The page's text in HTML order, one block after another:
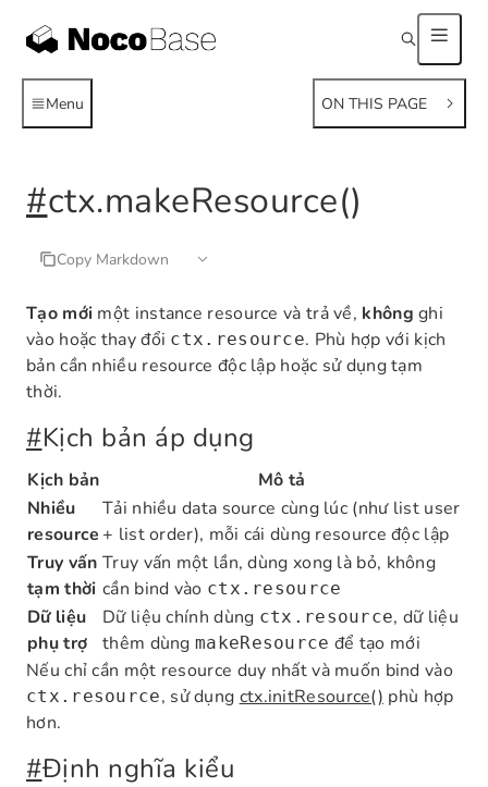
Menu ON THIS PAGE
#ctx.makeResource()
Copy Markdown
Tạo mới một instance resource và trả về, không ghi
vào hoặc thay đổi ctx.resource. Phù hợp với kịch
bản cần nhiều resource độc lập hoặc sử dụng tạm
thời.
#Kịch bản áp dụng
Kịch bản
Mô tả
Nhiều
resource
Tải nhiều data source cùng lúc (như list user
+ list order), mỗi cái dùng resource độc lập
Truy vấn
tạm thời
Truy vấn một lần, dùng xong là bỏ, không
cần bind vào ctx.resource
Dữ liệu
phụ trợ
Dữ liệu chính dùng ctx.resource, dữ liệu
thêm dùngmakeResource để tạo mới
Nếu chỉ cần một resource duy nhất và muốn bind vào
ctx.resource, sử dụng ctx.initResource() phù hợp
hơn.
#Định nghĩa kiểu